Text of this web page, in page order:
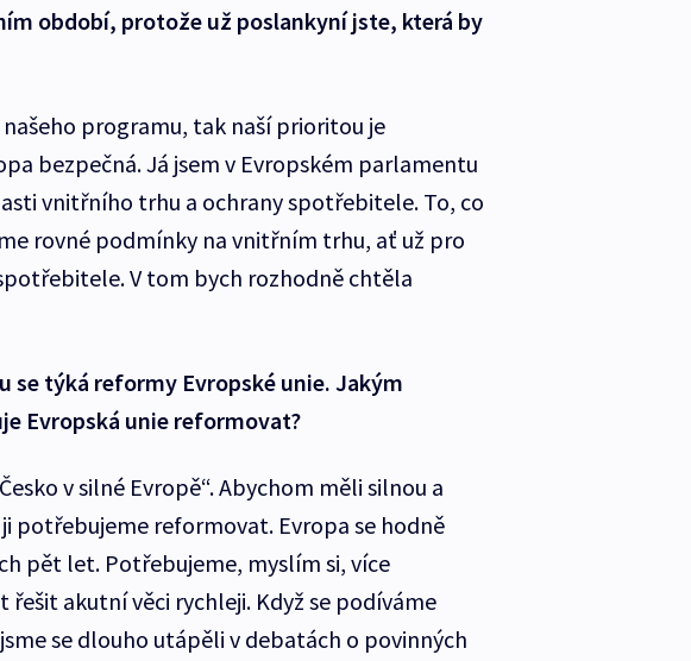
období, protože už poslankyní jste, která by
programu, tak naší prioritou je
bezpečná. Já jsem v Evropském parlamentu
vnitřního trhu a ochrany spotřebitele. To, co
rovné podmínky na vnitřním trhu, ať už pro
V tom bych rozhodně chtěla
se týká reformy Evropské unie. Jakým
Evropská unie reformovat?
v silné Evropě“. Abychom měli silnou a
potřebujeme reformovat. Evropa se hodně
pět let. Potřebujeme, myslím si, více
akutní věci rychleji. Když se podíváme
se dlouho utápěli v debatách o povinných